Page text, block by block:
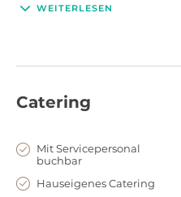
Bis zu 110 Personen gesetzt
Parkhaus Walter-Kolb-Str.
Platz Straßenbahnstation
WEITERLESEN
Catering
Mit Servicepersonal
buchbar
Hauseigenes Catering